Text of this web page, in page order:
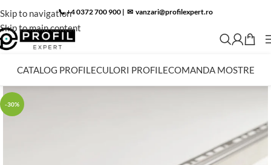
Skip to navigation
Skip to main content
📞 +4 0372 700 900 | ✉︎ vanzari@profilexpert.ro
CATALOG PROFILECULORI PROFILECOMANDA MOSTRE
-30%